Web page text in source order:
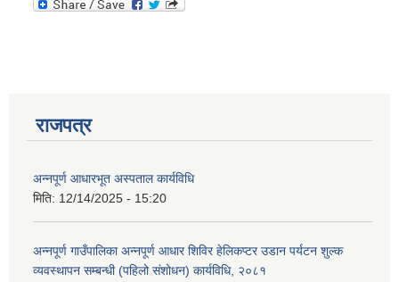
राजपत्र
अन्नपूर्ण आधारभूत अस्पताल कार्यविधि
मिति: 12/14/2025 - 15:20
अन्नपूर्ण गाउँपालिका अन्नपूर्ण आधार शिविर हेलिकप्टर उडान पर्यटन शुल्क
व्यवस्थापन सम्बन्धी (पहिलो संशोधन) कार्यविधि, २०८१